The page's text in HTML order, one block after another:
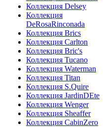
Коллекция Delsey
Коллекция
DeRosaRinconada
Коллекция Brics
Коллекция Carlton
Коллекция Bric's
Коллекция Tucano
Коллекция Waterman
Коллекция Titan
Коллекция S.Quire
Коллекция JardinDEte
Коллекция Wenger
Коллекция Sheaffer
Коллекция CabinZero